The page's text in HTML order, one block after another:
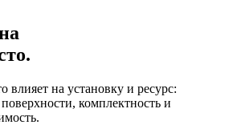
влияет на установку и ресурс:
комплектность и